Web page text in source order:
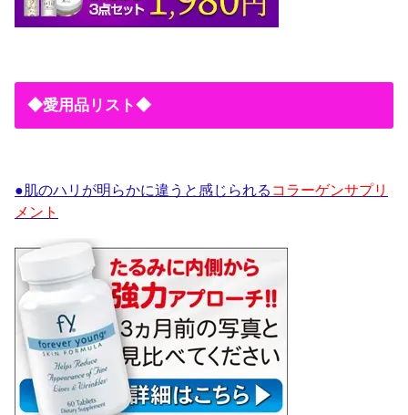
◆愛用品リスト◆
●肌のハリが明らかに違うと感じられる コラーゲンサプリ
メント